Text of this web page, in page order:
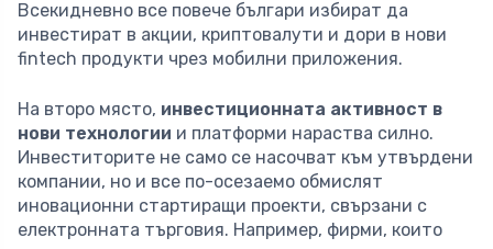
Всекидневно все повече българи избират да
инвестират в акции, криптовалути и дори в нови
fintech продукти чрез мобилни приложения.
На второ място, инвестиционната активност в
нови технологии и платформи нараства силно.
Инвеститорите не само се насочват към утвърдени
компании, но и все по-осезаемо обмислят
иновационни стартиращи проекти, свързани с
електронната търговия. Например, фирми, които